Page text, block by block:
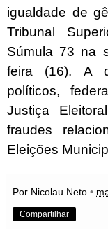
igualdade de
Tribunal
Súmula 73 na
feira (16). A
políticos,
Justiça
fraudes
Eleições
Por Nicolau Neto •
Compartilhar